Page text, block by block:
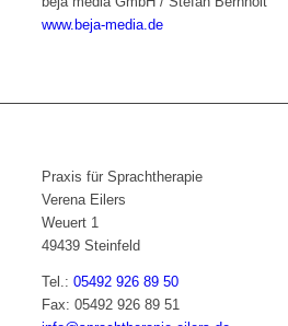
www.beja-media.de
Praxis für Sprachtherapie
Verena Eilers
Weuert 1
49439 Steinfeld
Tel.: 05492 926 89 50
Fax: 05492 926 89 51